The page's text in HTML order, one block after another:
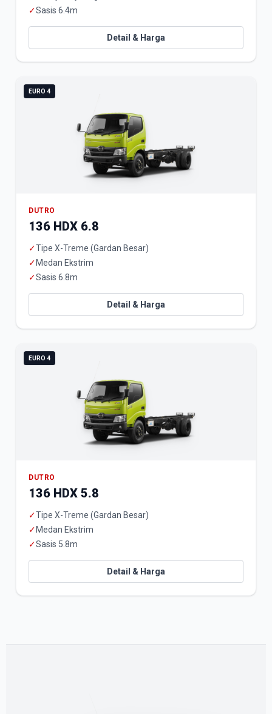
✓Sasis 6.4m
Detail & Harga
EURO 4
DUTRO
136 HDX 6.8
✓Tipe X-Treme (Gardan Besar)
✓ Medan Ekstrim
✓Sasis 6.8m
Detail & Harga
EURO 4
DUTRO
136 HDX 5.8
✓Tipe X-Treme (Gardan Besar)
✓ Medan Ekstrim
✓Sasis 5.8m
Detail & Harga